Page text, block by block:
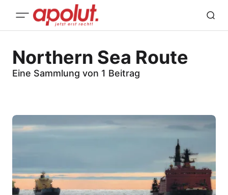
Northern Sea Route
Eine Sammlung von 1 Beitrag